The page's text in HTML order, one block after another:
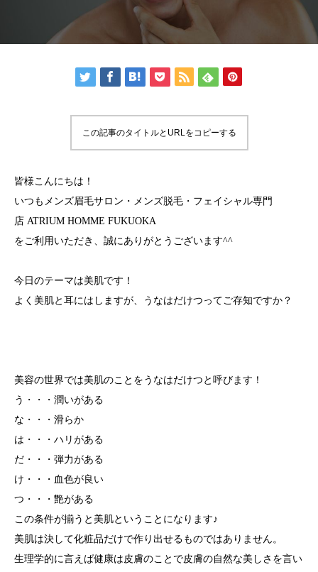
この記事のタイトルとURLをコピーする
皆様こんにちは！
いつもメンズ眉毛サロン・メンズ脱毛・フェイシャル専門
店 ATRIUM HOMME FUKUOKA
をご利用いただき、誠にありがとうございます^^
今日のテーマは美肌です！
よく美肌と耳にはしますが、うなはだけつってご存知ですか？
美容の世界では美肌のことをうなはだけつと呼びます！
う・・・潤いがある
な・・・滑らか
は・・・ハリがある
だ・・・弾力がある
け・・・血色が良い
つ・・・艶がある
この条件が揃うと美肌ということになります♪
美肌は決して化粧品だけで作り出せるものではありません。
生理学的に言えば健康は皮膚のことで皮膚の自然な美しさを言い